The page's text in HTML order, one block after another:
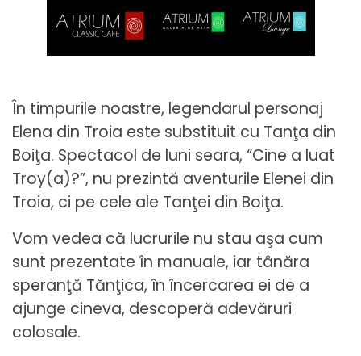
În timpurile noastre, legendarul personaj
Elena din Troia este substituit cu Tanţa din
Boiţa. Spectacol de luni seara, “Cine a luat
Troy(a)?”, nu prezintă aventurile Elenei din
Troia, ci pe cele ale Tanţei din Boiţa.
Vom vedea că lucrurile nu stau aşa cum
sunt prezentate în manuale, iar tânăra
speranţă Tănţica, în încercarea ei de a
ajunge cineva, descoperă adevăruri
colosale.